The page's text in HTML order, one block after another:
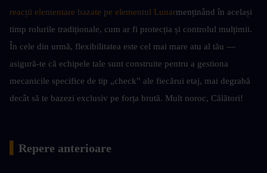
reacții elementare bazate pe elementul Lunarmenținând în același
timp rolurile tradiționale, cum ar fi protecția și controlul mulțimii.
În cele din urmă, flexibilitatea este cel mai mare atu al tău —
asigură-te că echipele tale sunt construite pentru a gestiona
mecanicile specifice de tip „check” ale fiecărui etaj, mai degrabă
decât să te bazezi exclusiv pe forța brută. Mult noroc, Călători!
Repere anterioare